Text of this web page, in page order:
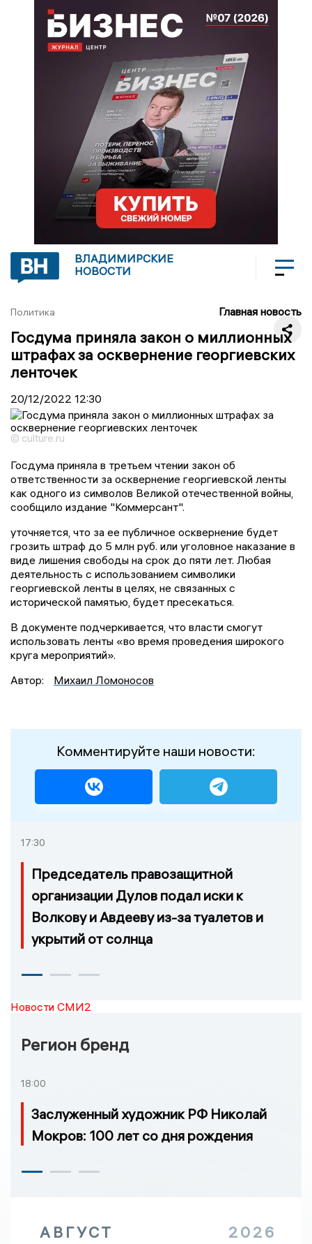
ВЛАДИМИРСКИЕ
НОВОСТИ
Политика Главная новость
Госдума приняла закон о миллионных
штрафах за осквернение георгиевских
ленточек
20/12/2022 12:30
© culture.ru
Госдума приняла в третьем чтении закон об
ответственности за осквернение георгиевской ленты
как одного из символов Великой отечественной войны,
сообщило издание "Коммерсант".
уточняется, что за ее публичное осквернение будет
грозить штраф до 5 млн руб. или уголовное наказание в
виде лишения свободы на срок до пяти лет. Любая
деятельность с использованием символики
георгиевской ленты в целях, не связанных с
исторической памятью, будет пресекаться.
В документе подчеркивается, что власти смогут
использовать ленты «во время проведения широкого
круга мероприятий».
Автор:
Михаил Ломоносов
Комментируйте наши новости:
17:30
Председатель правозащитной
организации Дулов подал иски к
Волкову и Авдееву из-за туалетов и
укрытий от солнца
Новости СМИ2
Регион бренд
18:00
Заслуженный художник РФ Николай
Мокров: 100 лет со дня рождения
АВГУСТ 2026